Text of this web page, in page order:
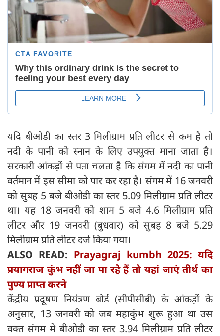
यदि बीओडी का स्तर 3 मिलीग्राम प्रति लीटर से कम है तो
नदी के पानी को स्नान के लिए उपयुक्त माना जाता है।
सरकारी आंकड़ों से पता चलता है कि संगम में नदी का पानी
वर्तमान में इस सीमा को पार कर रहा है। संगम में 16 जनवरी
को सुबह 5 बजे बीओडी का स्तर 5.09 मिलीग्राम प्रति लीटर
था। यह 18 जनवरी को शाम 5 बजे 4.6 मिलीग्राम प्रति
लीटर और 19 जनवरी (बुधवार) को सुबह 8 बजे 5.29
मिलीग्राम प्रति लीटर दर्ज किया गया।
ALSO READ: Prayagraj kumbh 2025: यदि
प्रयागराज कुंभ नहीं जा पा रहे हैं तो यहां जाएं तीर्थ का
पुण्य प्राप्त करने
केंद्रीय प्रदूषण नियंत्रण बोर्ड (सीपीसीबी) के आंकड़ों के
अनुसार, 13 जनवरी को जब महाकुंभ शुरू हुआ था उस
वक्त संगम में बीओडी का स्तर 3.94 मिलीग्राम प्रति लीटर